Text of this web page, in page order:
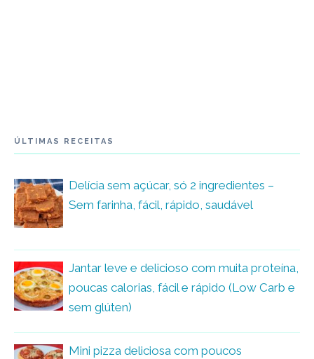
ÚLTIMAS RECEITAS
Delícia sem açúcar, só 2 ingredientes –
Sem farinha, fácil, rápido, saudável
Jantar leve e delicioso com muita proteína,
poucas calorias, fácil e rápido (Low Carb e
sem glúten)
Mini pizza deliciosa com poucos